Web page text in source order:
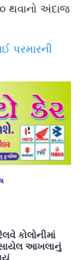
થવાનો અંદાજ
પરમારની
કોલોનીમાં
આખલાનું